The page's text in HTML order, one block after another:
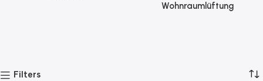
Wohnraumlüftung
Filters